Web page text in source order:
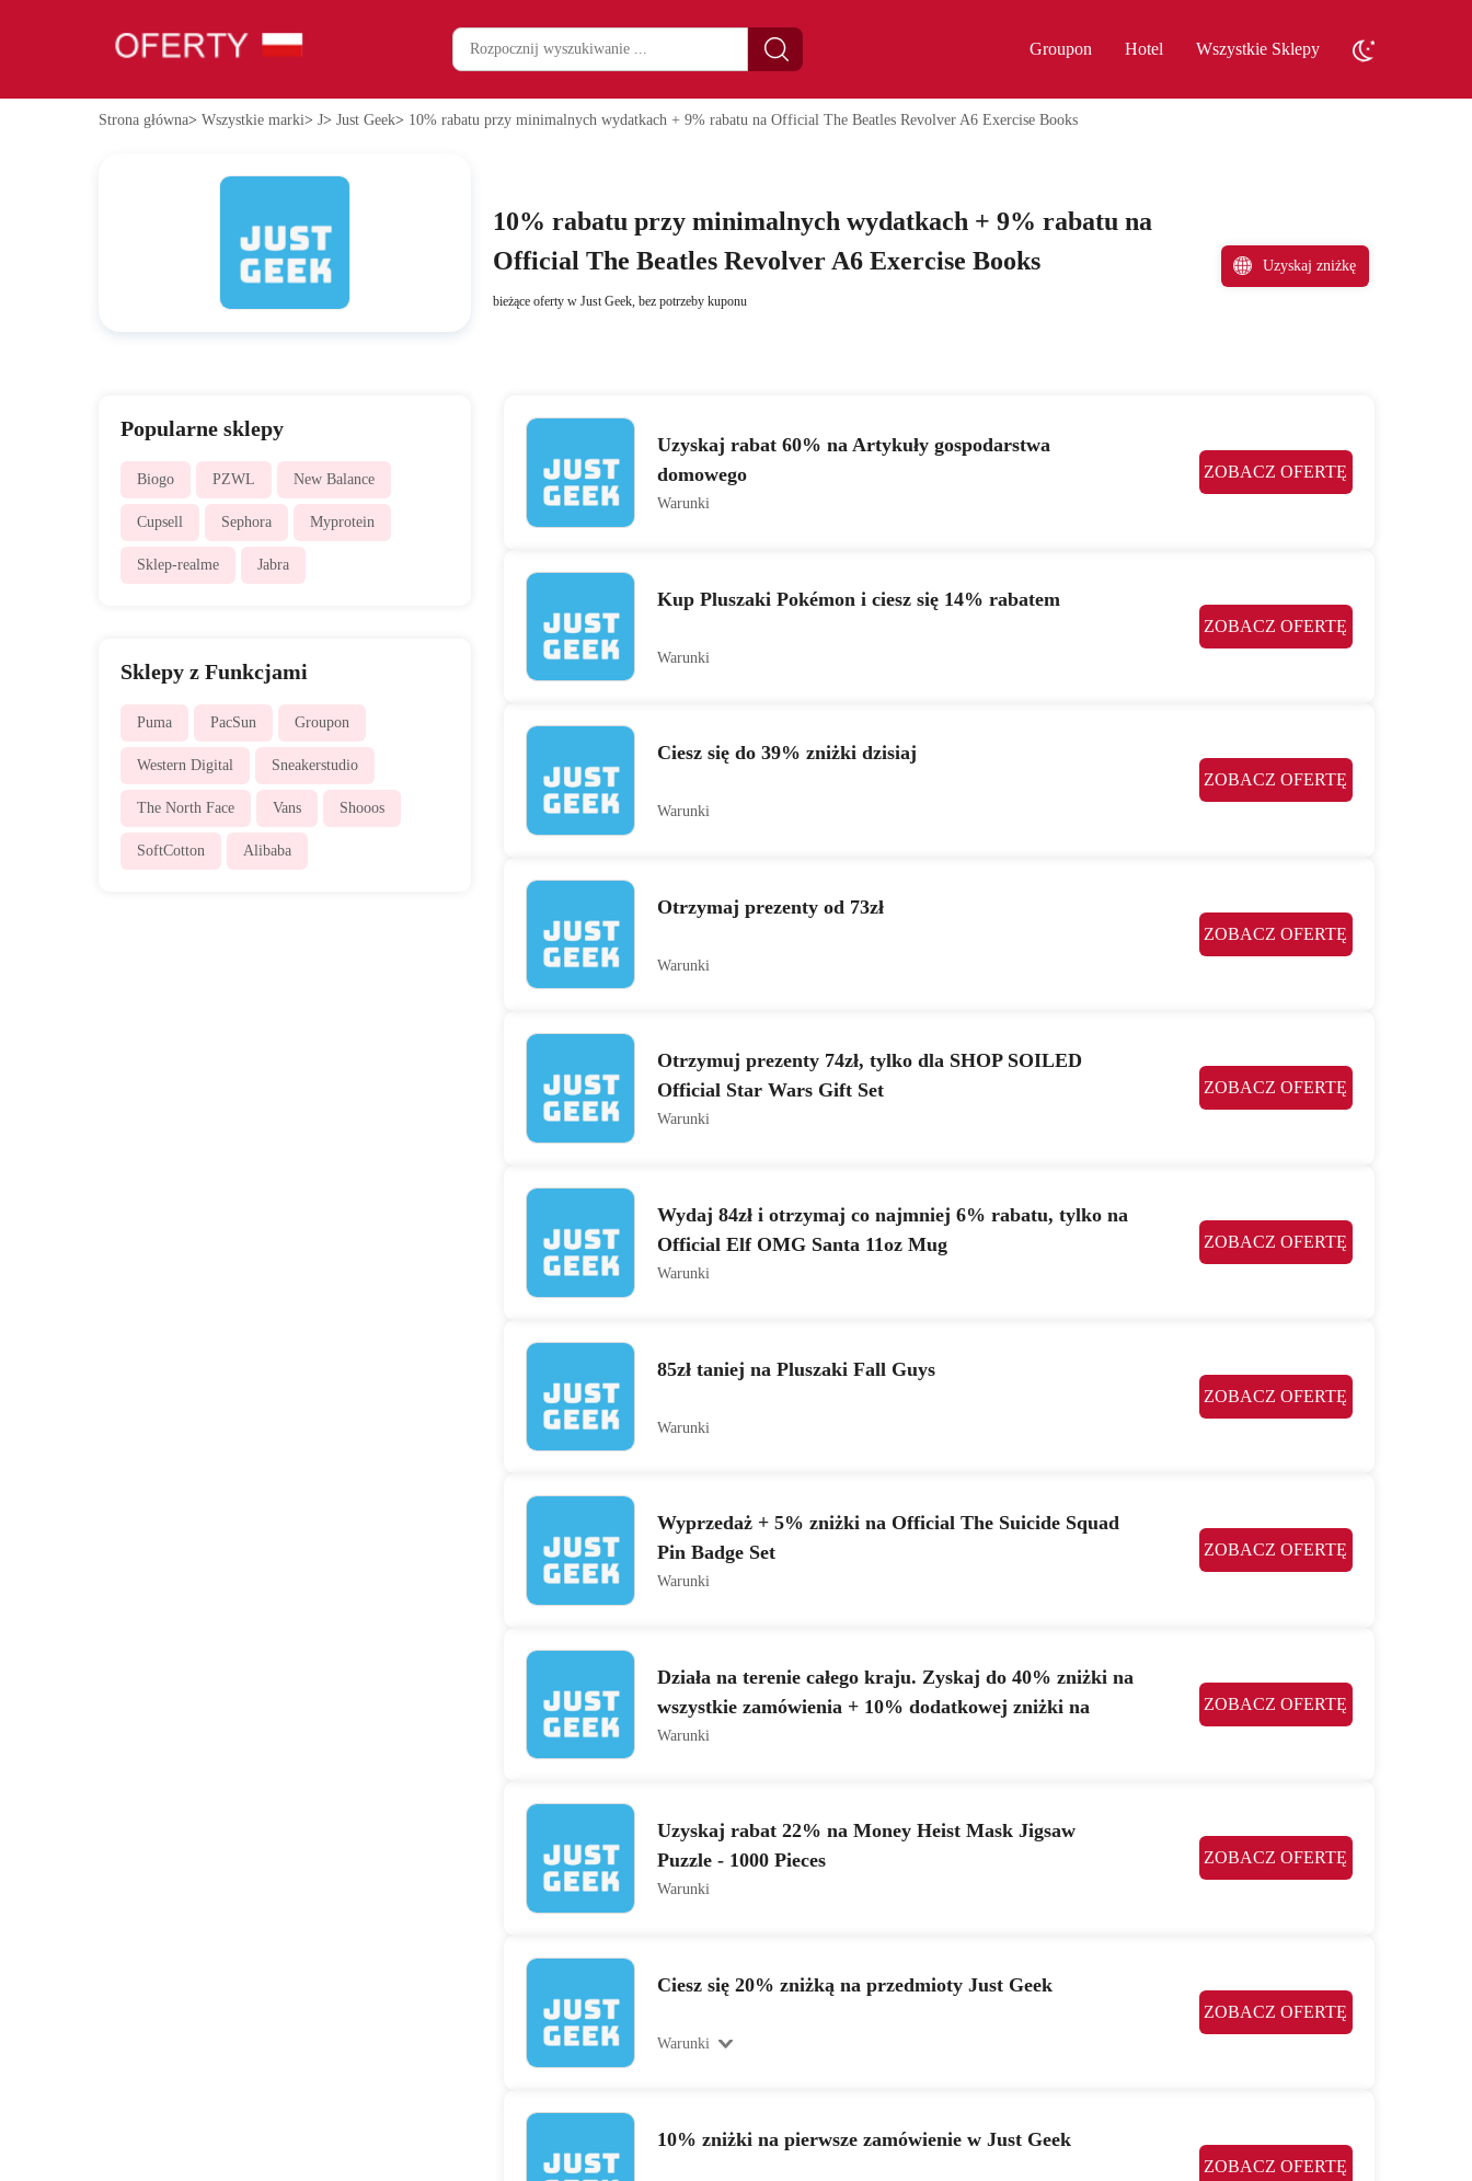
Groupon Hotel Wszystkie Sklepy
Strona główna> Wszystkie marki> J> Just Geek> 10% rabatu przy minimalnych wydatkach + 9% rabatu na Official The Beatles Revolver A6 Exercise Books
10% rabatu przy minimalnych wydatkach + 9% rabatu na
Official The Beatles Revolver A6 Exercise Books
bieżące oferty w Just Geek, bez potrzeby kuponu
Uzyskaj zniżkę
Popularne sklepy
Biogo PZWL New Balance
Cupsell Sephora Myprotein
Sklep-realme Jabra
Sklepy z Funkcjami
Puma PacSun Groupon
Western Digital Sneakerstudio
The North Face Vans Shooos
SoftCotton Alibaba
Uzyskaj rabat 60% na Artykuły gospodarstwa
domowego
ZOBACZ OFERTĘ
Warunki
Kup Pluszaki Pokémon i ciesz się 14% rabatem
ZOBACZ OFERTĘ
Warunki
Ciesz się do 39% zniżki dzisiaj
ZOBACZ OFERTĘ
Warunki
Otrzymaj prezenty od 73zł
ZOBACZ OFERTĘ
Warunki
Otrzymuj prezenty 74zł, tylko dla SHOP SOILED
Official Star Wars Gift Set
ZOBACZ OFERTĘ
Warunki
Wydaj 84zł i otrzymaj co najmniej 6% rabatu, tylko na
Official Elf OMG Santa 11oz Mug
ZOBACZ OFERTĘ
Warunki
85zł taniej na Pluszaki Fall Guys
ZOBACZ OFERTĘ
Warunki
Wyprzedaż + 5% zniżki na Official The Suicide Squad
Pin Badge Set
ZOBACZ OFERTĘ
Warunki
Działa na terenie całego kraju. Zyskaj do 40% zniżki na
wszystkie zamówienia + 10% dodatkowej zniżki na
Napoje
ZOBACZ OFERTĘ
Warunki
Uzyskaj rabat 22% na Money Heist Mask Jigsaw
Puzzle - 1000 Pieces
ZOBACZ OFERTĘ
Warunki
Ciesz się 20% zniżką na przedmioty Just Geek
ZOBACZ OFERTĘ
Warunki
10% zniżki na pierwsze zamówienie w Just Geek
ZOBACZ OFERTĘ